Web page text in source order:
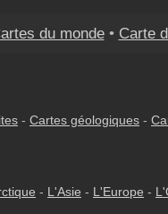
du monde• Carte
- Cartes géologiques -
- L'Asie - L'Europe -